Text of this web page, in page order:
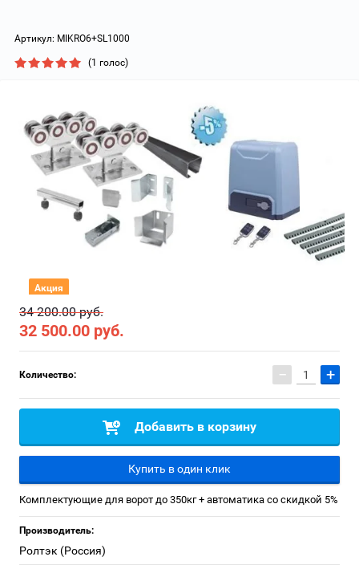
Артикул: MIKRO6+SL1000
(1 голос)
Акция
34 200.00 руб.
32 500.00 руб.
Количество: − +
Добавить в корзину
Купить в один клик
Комплектующие для ворот до 350кг + автоматика со скидкой 5%
Производитель:
Ролтэк (Россия)